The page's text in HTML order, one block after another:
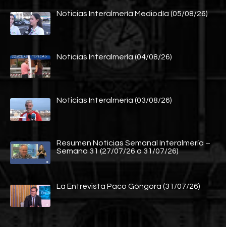
Noticias Interalmería Mediodía (05/08/26)
Noticias Interalmería (04/08/26)
Noticias Interalmería (03/08/26)
Resumen Noticias Semanal Interalmería –
Semana 31 (27/07/26 a 31/07/26)
La Entrevista Paco Góngora (31/07/26)